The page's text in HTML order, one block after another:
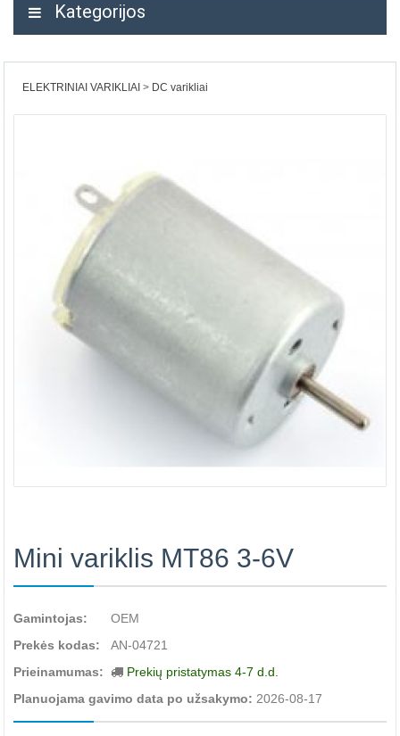
Kategorijos
ELEKTRINIAI VARIKLIAI DC varikliai
Mini variklis MT86 3-6V
Gamintojas:
OEM
Prekės kodas:
AN-04721
Prieinamumas:
Prekių pristatymas 4-7 d.d.
Planuojama gavimo data po užsakymo: 2026-08-17